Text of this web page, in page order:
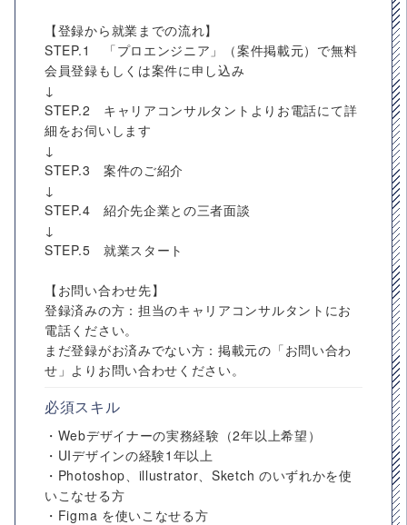
【登録から就業までの流れ】
STEP.1 「プロエンジニア」（案件掲載元）で無料
会員登録もしくは案件に申し込み
↓
STEP.2 キャリアコンサルタントよりお電話にて詳
細をお伺いします
↓
STEP.3 案件のご紹介
↓
STEP.4 紹介先企業との三者面談
↓
STEP.5 就業スタート
【お問い合わせ先】
登録済みの方：担当のキャリアコンサルタントにお
電話ください。
まだ登録がお済みでない方：掲載元の「お問い合わ
せ」よりお問い合わせください。
必須スキル
・Webデザイナーの実務経験（2年以上希望）
・UIデザインの経験1年以上
・Photoshop、illustrator、Sketch のいずれかを使
いこなせる方
・Figma を使いこなせる方